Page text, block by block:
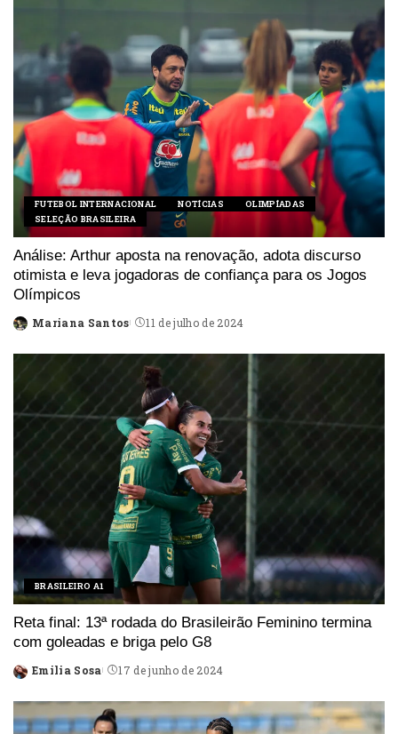
FUTEBOL INTERNACIONAL NOTÍCIAS
OLIMPÍADAS
SELEÇÃO BRASILEIRA
Análise: Arthur aposta na renovação, adota discurso
otimista e leva jogadoras de confiança para os Jogos
Olímpicos
Posted
Mariana Santos 11 de julho de 2024
BRASILEIRO A1
Reta final: 13ª rodada do Brasileirão Feminino termina
com goleadas e briga pelo G8
Posted
Emilia Sosa 17 de junho de 2024